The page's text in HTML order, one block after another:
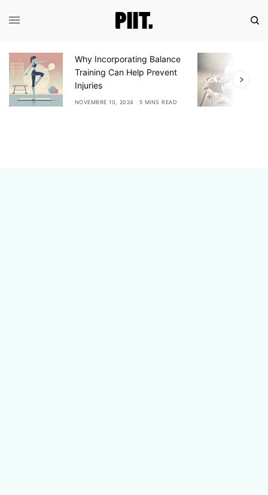
Why Incorporating Balance
Training Can Help Prevent
Injuries
NOVEMBRE 10, 2024 5 MINS READ